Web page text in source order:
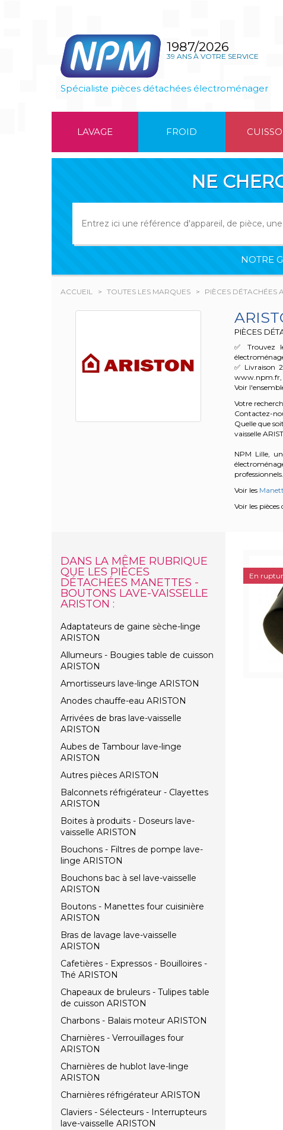
1987/2026
39 ANS À VOTRE SERVICE
Spécialiste pièces détachées électroménager
LAVAGE FROID
NE
NOTRE
ACCUEIL TOUTES LES MARQUES PIÈCES DÉTACHÉES
PIÈCES
✅ Trouvez
✅ Livraison
www.npm.fr,
Voir
Votre
Contactez-
Quelle que
vaisselle
NPM Lille,
Voir les
Voir les
DANS LA MÊME RUBRIQUE
QUE LES PIÈCES
DÉTACHÉES MANETTES -
BOUTONS LAVE-VAISSELLE
ARISTON :
Adaptateurs de gaine sèche-linge
ARISTON
Allumeurs - Bougies table de cuisson
ARISTON
Amortisseurs lave-linge ARISTON
Anodes chauffe-eau ARISTON
Arrivées de bras lave-vaisselle
ARISTON
Aubes de Tambour lave-linge
ARISTON
Autres pièces ARISTON
Balconnets réfrigérateur - Clayettes
ARISTON
Boites à produits - Doseurs lave-
vaisselle ARISTON
Bouchons - Filtres de pompe lave-
linge ARISTON
Bouchons bac à sel lave-vaisselle
ARISTON
Boutons - Manettes four cuisinière
ARISTON
Bras de lavage lave-vaisselle
ARISTON
Cafetières - Expressos - Bouilloires -
Thé ARISTON
Chapeaux de bruleurs - Tulipes table
de cuisson ARISTON
Charbons - Balais moteur ARISTON
Charnières - Verrouillages four
ARISTON
Charnières de hublot lave-linge
ARISTON
Charnières réfrigérateur ARISTON
Claviers - Sélecteurs - Interrupteurs
lave-vaisselle ARISTON
En